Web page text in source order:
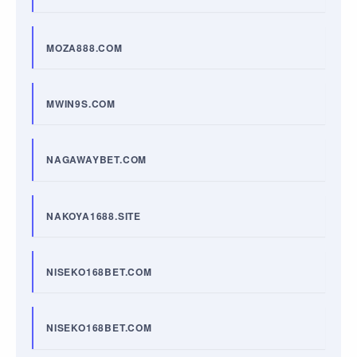
MOZA888.COM
MWIN9S.COM
NAGAWAYBET.COM
NAKOYA1688.SITE
NISEKO168BET.COM
NISEKO168BET.COM